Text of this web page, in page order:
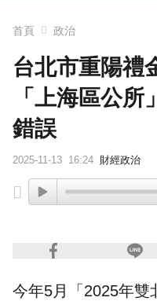
首頁 政治
台北市重陽禮
「上海區公
錯誤
2025-11-13 16:24 財經政治
今年5月「2025年雙